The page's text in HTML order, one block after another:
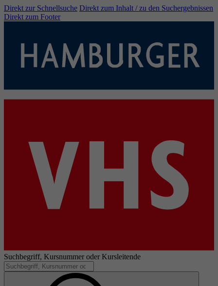
Direkt zur Schnellsuche Direkt zum Inhalt / zu den Suchergebnissen
Direkt zum Footer
Suchbegriff, Kursnummer oder Kursleitende